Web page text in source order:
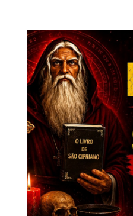
ORAÇÕES PODEROSAS